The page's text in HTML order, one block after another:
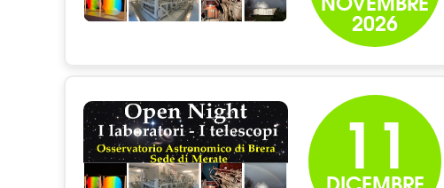
2026
11